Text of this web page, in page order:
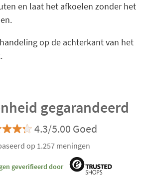
en laat het afkoelen zonder het
op de achterkant van het
gegarandeerd
4.3/5.00 Goed
op 1.257 meningen
geverifieerd door